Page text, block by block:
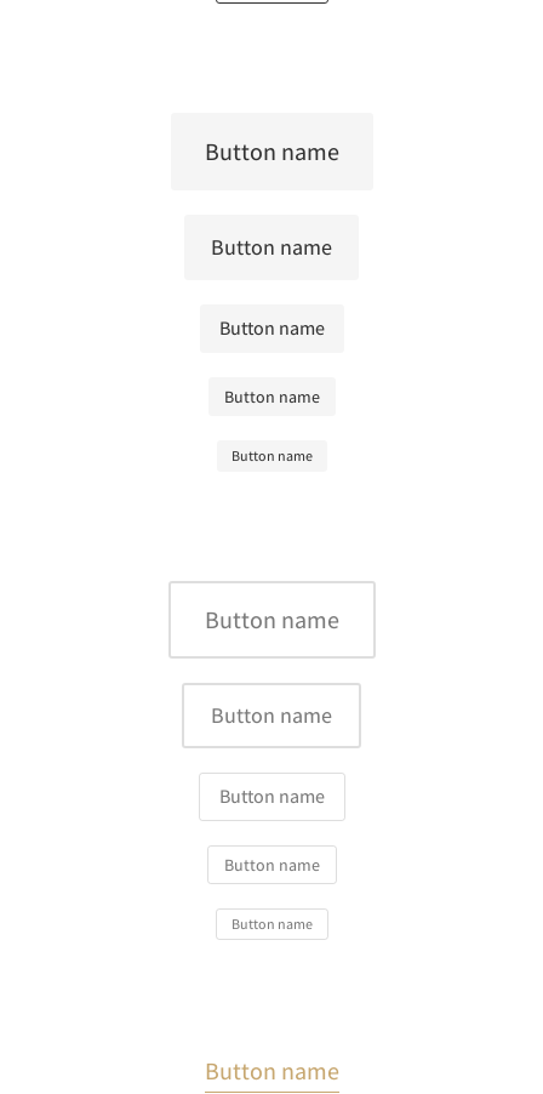
Button name
Button name
Button name
Button name
Button name
Button name
Button name
Button name
Button name
Button name
Button name